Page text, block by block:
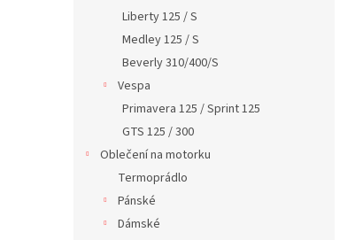
Liberty 125 / S
Medley 125 / S
Beverly 310/400/S
Vespa
Primavera 125 / Sprint 125
GTS 125 / 300
Oblečení na motorku
Termoprádlo
Pánské
Dámské